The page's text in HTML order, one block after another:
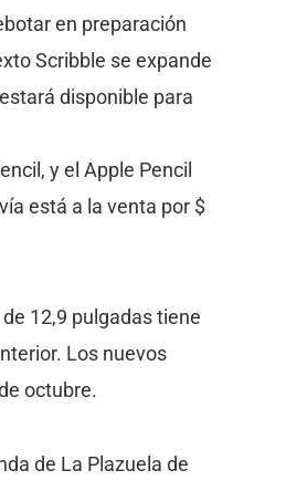
en preparación
Scribble se expande
disponible para
y el Apple Pencil
está a la venta por $
12,9 pulgadas tiene
Los nuevos
octubre.
de La Plazuela de